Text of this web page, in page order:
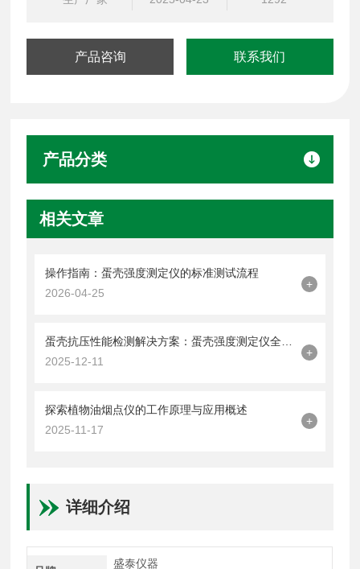
产品咨询 联系我们
产品分类
相关文章
操作指南：蛋壳强度测定仪的标准测试流程
2026-04-25
+
2025-12-11
+
探索植物油烟点仪的工作原理与应用概述
2025-11-17
+
详细介绍
盛泰仪器